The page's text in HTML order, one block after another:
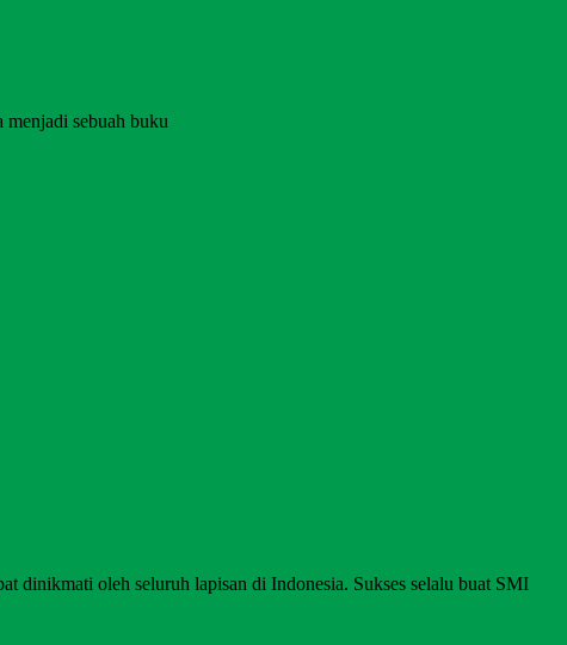
menjadi sebuah buku
dinikmati oleh seluruh lapisan di Indonesia. Sukses selalu buat SMI